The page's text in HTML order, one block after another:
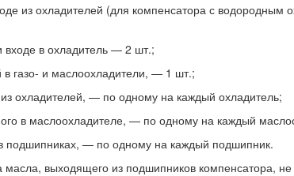
из охладителей (для компенсатора с
входе в охладитель — 2 шт.;
газо- и маслоохладители, — 1 шт.;
охладителей, — по одному на каждый охладитель;
в маслоохладителе, — по одному на каждый
подшипниках, — по одному на каждый подшипник.
масла, выходящего из подшипников компенсатора,